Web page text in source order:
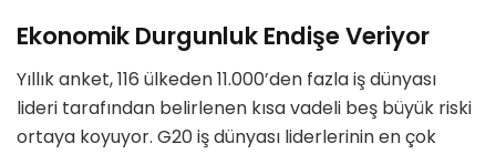
Ekonomik Durgunluk Endişe Veriyor
Yıllık anket, 116 ülkeden 11.000’den fazla iş dünyası
lideri tarafından belirlenen kısa vadeli beş büyük riski
ortaya koyuyor. G20 iş dünyası liderlerinin en çok